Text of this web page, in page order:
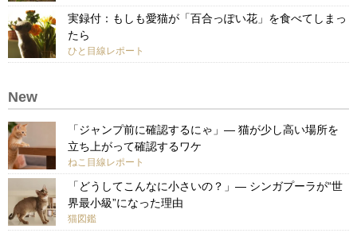
実録付：もしも愛猫が「百合っぽい花」を食べてしまっ
たら
ひと目線レポート
New
「ジャンプ前に確認するにゃ」— 猫が少し高い場所を
立ち上がって確認するワケ
ねこ目線レポート
「どうしてこんなに小さいの？」— シンガプーラが“世
界最小級”になった理由
猫図鑑